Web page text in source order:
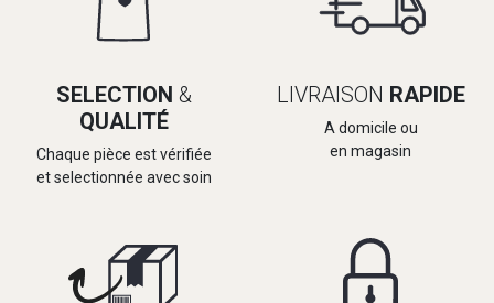
SELECTION &
QUALITÉ
Chaque pièce est vérifiée
et selectionnée avec soin
LIVRAISON RAPIDE
A domicile ou
en magasin